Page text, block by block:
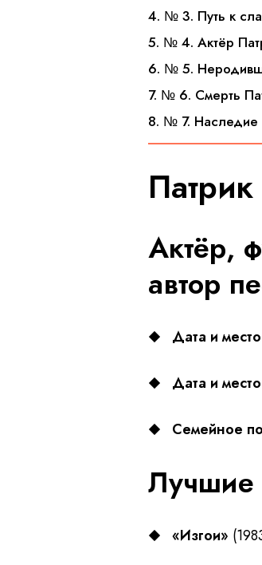
4. № 3. Путь к
5. № 4. Актёр
6. № 5.
7. № 6. Смерть
8. № 7. Наследие
Актёр,
автор
Дата и
Дата и
Семейное
Лучшие
«Изгои»